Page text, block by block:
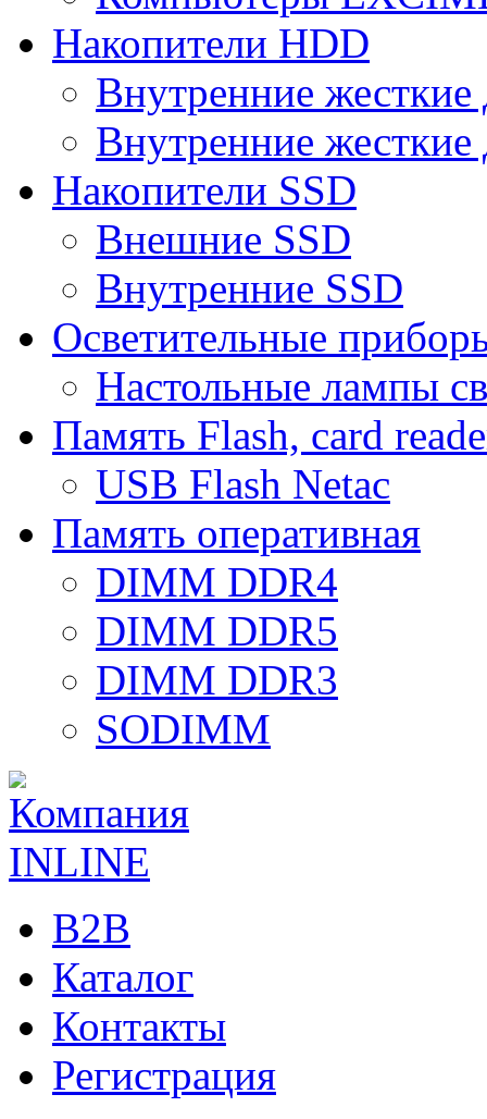
Накопители HDD
Внутренние
Внутренние
Накопители SSD
Внешние SSD
Внутренние SSD
Осветительные
Настольные лампы
Память Flash, card
USB Flash Netac
Память оперативная
DIMM DDR4
DIMM DDR5
DIMM DDR3
SODIMM
B2B
Каталог
Контакты
Регистрация